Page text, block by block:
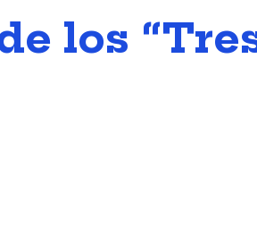
los